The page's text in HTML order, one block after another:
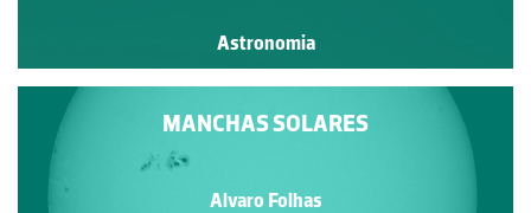
Astronomia
MANCHAS SOLARES
Alvaro Folhas